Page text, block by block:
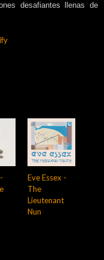
desafiantes llenas de
Eve Essex -
The
Lieutenant
Nun